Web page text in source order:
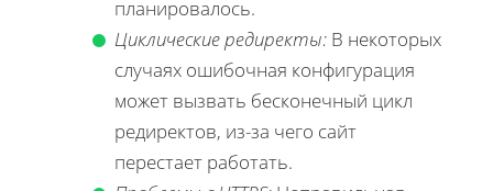
планировалось.
Циклические редиректы: В некоторых
случаях ошибочная конфигурация
может вызвать бесконечный цикл
редиректов, из-за чего сайт
перестает работать.